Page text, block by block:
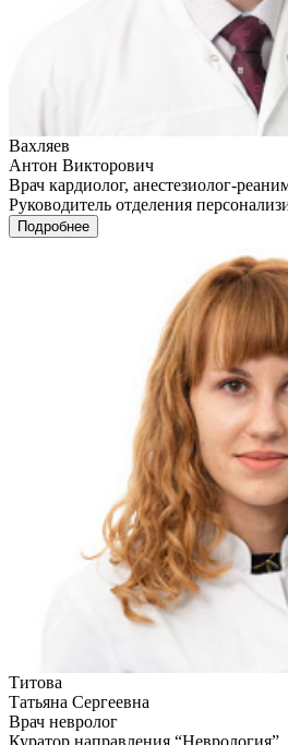
Вахляев
Антон Викторович
Врач кардиолог, анестезиолог-
Руководитель отделения
Подробнее
Титова
Татьяна Сергеевна
Врач невролог